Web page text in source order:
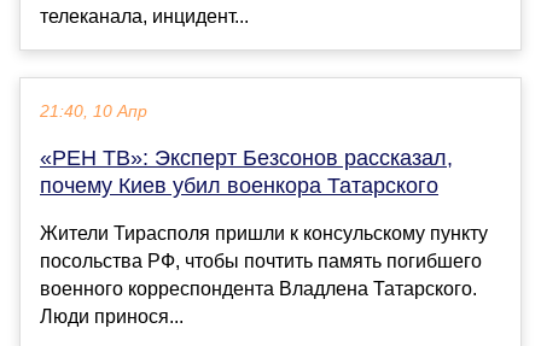
телеканала, инцидент...
21:40, 10 Апр
«РЕН ТВ»: Эксперт Безсонов рассказал,
почему Киев убил военкора Татарского
Жители Тирасполя пришли к консульскому пункту
посольства РФ, чтобы почтить память погибшего
военного корреспондента Владлена Татарского.
Люди принося...